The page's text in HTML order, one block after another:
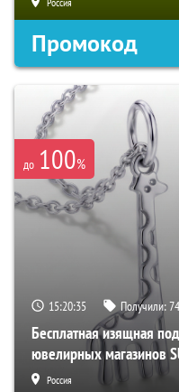
Промокод
до 100%
15:20:33 Получили:74
Бесплатная изящная
ювелирных магазинов
Россия